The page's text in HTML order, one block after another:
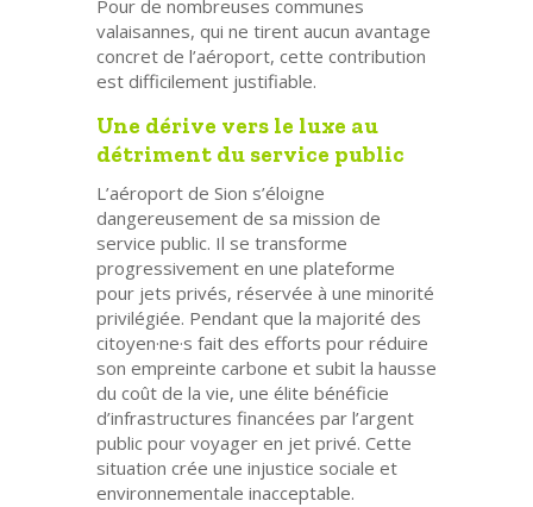
Pour de nombreuses communes
valaisannes, qui ne tirent aucun avantage
concret de l’aéroport, cette contribution
est difficilement justifiable.
Une dérive vers le luxe au
détriment du service public
L’aéroport de Sion s’éloigne
dangereusement de sa mission de
service public. Il se transforme
progressivement en une plateforme
pour jets privés, réservée à une minorité
privilégiée. Pendant que la majorité des
citoyen·ne·s fait des efforts pour réduire
son empreinte carbone et subit la hausse
du coût de la vie, une élite bénéficie
d’infrastructures financées par l’argent
public pour voyager en jet privé. Cette
situation crée une injustice sociale et
environnementale inacceptable.